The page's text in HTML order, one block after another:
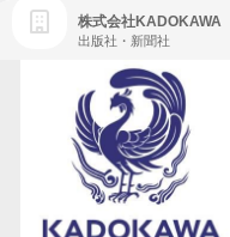
株式会社KADOKAWA
出版社・新聞社